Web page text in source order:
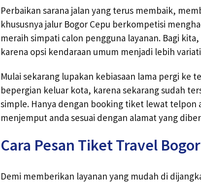
Perbaikan sarana jalan yang terus membaik,
khususnya jalur Bogor Cepu berkompetisi
meraih simpati calon pengguna layanan. Bagi
karena opsi kendaraan umum menjadi lebih
Mulai sekarang lupakan kebiasaan lama pergi ke
bepergian keluar kota, karena sekarang sudah
simple. Hanya dengan booking tiket lewat telpon
menjemput anda sesuai dengan alamat yang
Cara Pesan Tiket Travel
Demi memberikan layanan yang mudah di